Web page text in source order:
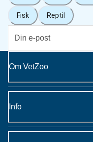
Fisk Reptil
Om VetZoo
Info